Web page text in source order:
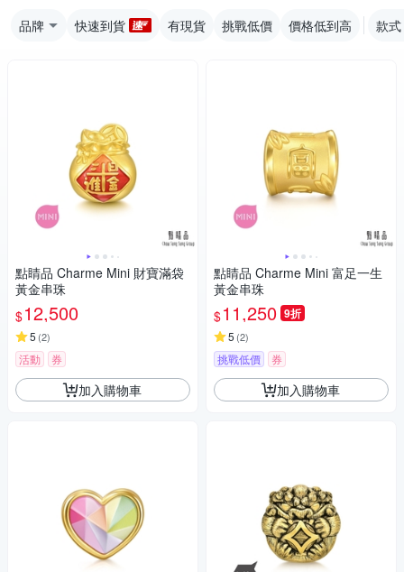
品牌 快速到貨 有現貨 挑戰低價 價格低到高 款式
點睛品 Charme Mini 財寶滿袋
黃金串珠
$12,500
5 (2)
活動 券
加入購物車
點睛品 Charme Mini 富足一生
黃金串珠
$11,250 9折
5 (2)
挑戰低價 券
加入購物車